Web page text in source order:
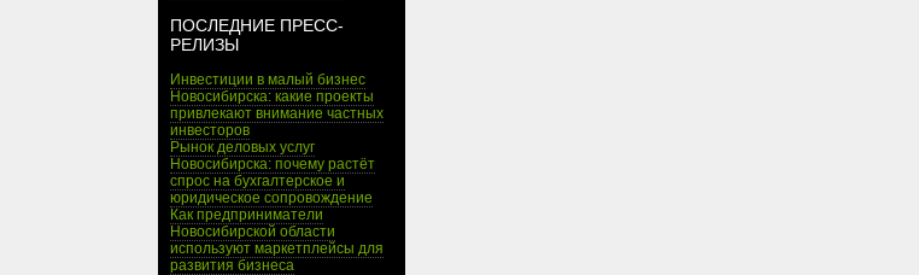
ПОСЛЕДНИЕ ПРЕСС-
РЕЛИЗЫ
Инвестиции в малый бизнес
Новосибирска: какие проекты
привлекают внимание частных
инвесторов
Рынок деловых услуг
Новосибирска: почему растёт
спрос на бухгалтерское и
юридическое сопровождение
Как предприниматели
Новосибирской области
используют маркетплейсы для
развития бизнеса